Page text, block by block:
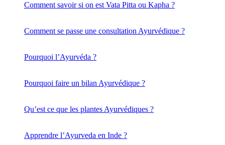
Comment savoir si on est Vata Pitta ou Kapha ?
Comment se passe une consultation Ayurvédique ?
Pourquoi l’Ayurvéda ?
Pourquoi faire un bilan Ayurvédique ?
Qu’est ce que les plantes Ayurvédiques ?
Apprendre l’Ayurveda en Inde ?